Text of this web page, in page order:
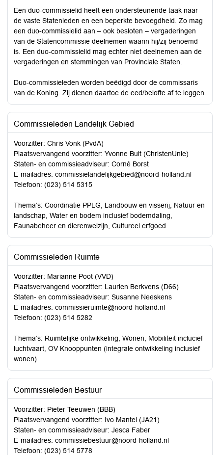
Een duo-commissielid heeft een ondersteunende taak naar
de vaste Statenleden en een beperkte bevoegdheid. Zo mag
een duo-commissielid aan – ook besloten – vergaderingen
van de Statencommissie deelnemen waarin hij/zij benoemd
is. Een duo-commissielid mag echter niet deelnemen aan de
vergaderingen en stemmingen van Provinciale Staten.
Duo-commissieleden worden beëdigd door de commissaris
van de Koning. Zij dienen daartoe de eed/belofte af te leggen.
Commissieleden Landelijk Gebied
Voorzitter: Chris Vonk (PvdA)
Plaatsvervangend voorzitter: Yvonne Buit (ChristenUnie)
Staten- en commissieadviseur: Corné Borst
E-mailadres: commissielandelijkgebied@noord-holland.nl
Telefoon: (023) 514 5315
Thema’s: Coördinatie PPLG, Landbouw en visserij, Natuur en
landschap, Water en bodem inclusief bodemdaling,
Faunabeheer en dierenwelzijn, Cultureel erfgoed.
Commissieleden Ruimte
Voorzitter: Marianne Poot (VVD)
Plaatsvervangend voorzitter: Laurien Berkvens (D66)
Staten- en commissieadviseur: Susanne Neeskens
E-mailadres: commissieruimte@noord-holland.nl
Telefoon: (023) 514 5282
Thema’s: Ruimtelijke ontwikkeling, Wonen, Mobiliteit inclucief
luchtvaart, OV Knooppunten (integrale ontwikkeling inclusief
wonen).
Commissieleden Bestuur
Voorzitter: Pieter Teeuwen (BBB)
Plaatsvervangend voorzitter: Ivo Mantel (JA21)
Staten- en commissieadviseur: Jesca Faber
E-mailadres: commissiebestuur@noord-holland.nl
Telefoon: (023) 514 5778